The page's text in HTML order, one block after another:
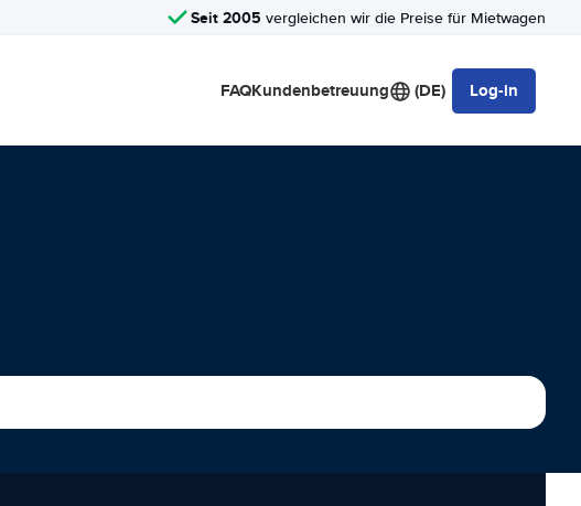
Seit 2005 vergleichen wir die Preise für Mietwagen
FAQKundenbetreuung (DE) Log-in